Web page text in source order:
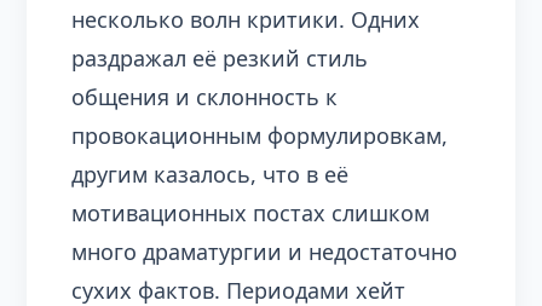
несколько волн критики. Одних
раздражал её резкий стиль
общения и склонность к
провокационным формулировкам,
другим казалось, что в её
мотивационных постах слишком
много драматургии и недостаточно
сухих фактов. Периодами хейт